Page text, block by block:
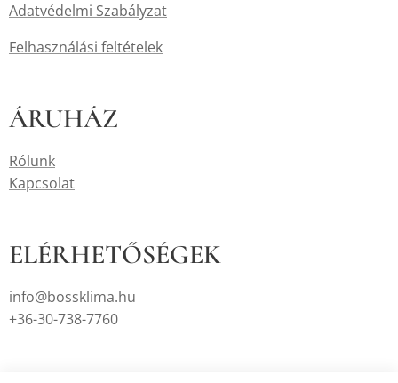
Adatvédelmi Szabályzat
Felhasználási feltételek
ÁRUHÁZ
Rólunk
Kapcsolat
ELÉRHETŐSÉGEK
info@bossklima.hu
+36-30-738-7760